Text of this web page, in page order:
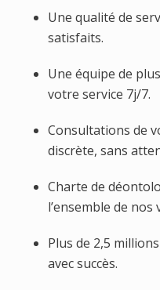
Une qualité de
satisfaits.
Une équipe de
votre service 7j/7.
Consultations de
discrète, sans
Charte de
l’ensemble de nos
Plus de 2,5
avec succès.